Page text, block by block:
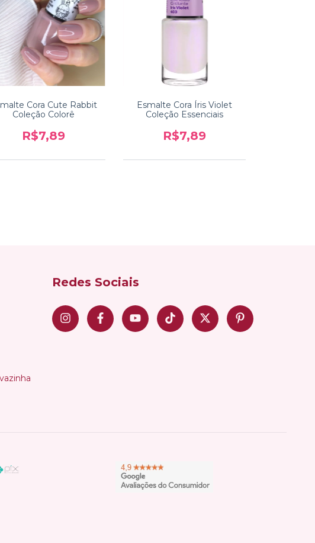
Cora Cute Rabbit
Coleção Colorê
R$7,89
Esmalte Cora Íris Violet
Coleção Essenciais
R$7,89
Redes Sociais